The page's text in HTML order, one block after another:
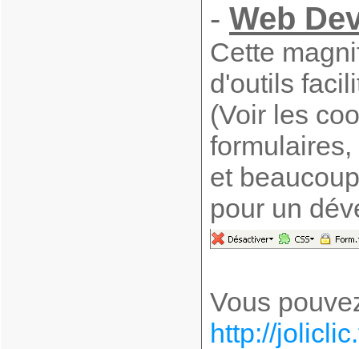
- Web
Cette
d'outils
(Voir les
et
pour un
Vous
http://